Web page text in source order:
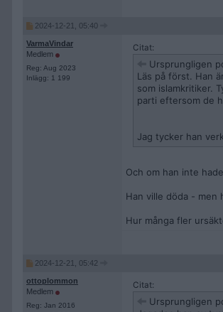
2024-12-21, 05:40
VarmaVindar
Medlem
Reg: Aug 2023
Inlägg: 1 199
Citat:
Ursprungligen
Läs på först. Han
som islamkritiker.
parti eftersom de
Jag tycker han
Och om han inte
Han ville döda - men
Hur många fler
2024-12-21, 05:42
ottoplommon
Medlem
Reg: Jan 2016
Citat:
Ursprungligen